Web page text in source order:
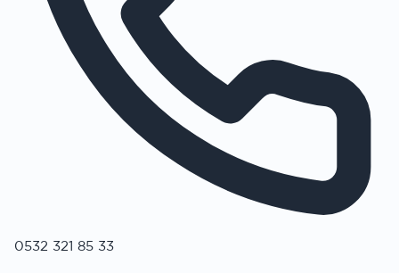
0532 321 85 33